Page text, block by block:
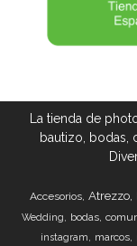
La tienda de
bautizo, bodas,
Accesorios Atrezzo
Wedding bodas
instagram marcos